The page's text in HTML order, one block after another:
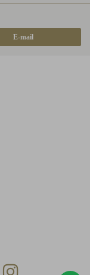
E-mail